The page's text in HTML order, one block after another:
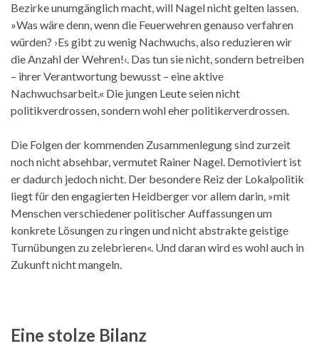
Bezirke unumgänglich macht, will Nagel nicht gelten lassen.
»Was wäre denn, wenn die Feuerwehren genauso verfahren
würden? ›Es gibt zu wenig Nachwuchs, also reduzieren wir
die Anzahl der Wehren!‹. Das tun sie nicht, sondern betreiben
– ihrer Verantwortung bewusst – eine aktive
Nachwuchsarbeit.« Die jungen Leute seien nicht
politikverdrossen, sondern wohl eher politikerverdrossen.
Die Folgen der kommenden Zusammenlegung sind zurzeit
noch nicht absehbar, vermutet Rainer Nagel. Demotiviert ist
er dadurch jedoch nicht. Der besondere Reiz der Lokalpolitik
liegt für den engagierten Heidberger vor allem darin, »mit
Menschen verschiedener politischer Auffassungen um
konkrete Lösungen zu ringen und nicht abstrakte geistige
Turnübungen zu zelebrieren«. Und daran wird es wohl auch in
Zukunft nicht mangeln.
Eine stolze Bilanz